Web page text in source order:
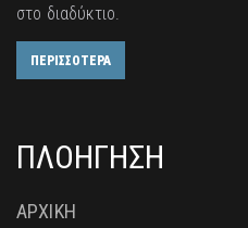
στο διαδύκτιο.
ΠΕΡΙΣΣΟΤΕΡΑ
ΠΛΟΗΓΗΣΗ
ΑΡΧΙΚΗ